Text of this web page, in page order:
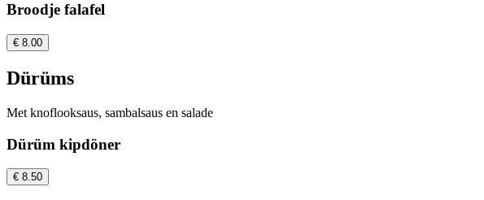
Broodje falafel
€ 8.00
Dürüms
Met knoflooksaus, sambalsaus en salade
Dürüm kipdöner
€ 8.50